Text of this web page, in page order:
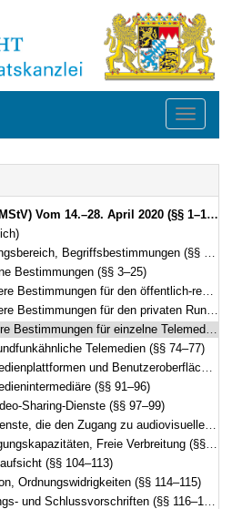
Toggle
Vom 14.–28. April 2020 (§§ 1–122)
Begriffsbestimmungen (§§ 1–2)
Bestimmungen (§§ 3–25)
für den öffentlich-rechtlichen Rundfunk (§§ 26–49)
für den privaten Rundfunk (§§ 50–73)
für einzelne Telemedien (§§ 74–99e)
Telemedien (§§ 74–77)
und Benutzeroberflächen (§§ 78–90)
(§§ 91–96)
Sharing-Dienste (§§ 97–99)
zu audiovisuellen Mediendiensten ermöglichen (§§ 99a–99e)
Freie Verbreitung (§§ 100–103)
(§§ 104–113)
Ordnungswidrigkeiten (§§ 114–115)
und Schlussvorschriften (§§ 116–122)